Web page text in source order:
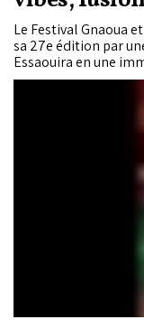
Le Festival Gnaoua
sa 27e édition par
Essaouira en une
longue parade
réunissant des
d'Europe, puis des